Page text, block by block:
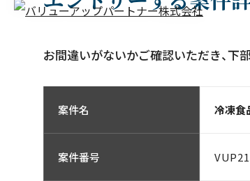
お間違いがないかご確認いただき、下
案件名 冷凍食
案件番号